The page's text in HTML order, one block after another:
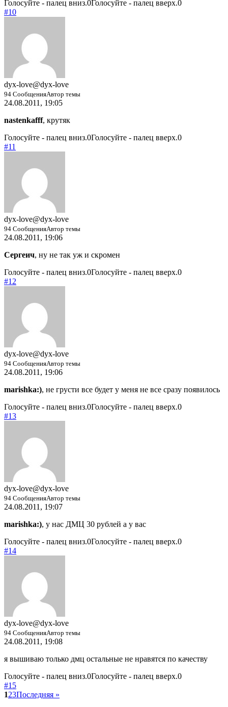
Голосуйте - палец вниз.0Голосуйте - палец вверх.0
#10
dyx-love@dyx-love
94 СообщенияАвтор темы
24.08.2011, 19:05
nastenkafff, крутяк
Голосуйте - палец вниз.0Голосуйте - палец вверх.0
#11
dyx-love@dyx-love
94 СообщенияАвтор темы
24.08.2011, 19:06
Сергеич, ну не так уж и скромен
Голосуйте - палец вниз.0Голосуйте - палец вверх.0
#12
dyx-love@dyx-love
94 СообщенияАвтор темы
24.08.2011, 19:06
marishka:), не грусти все будет у меня не все сразу появилось
Голосуйте - палец вниз.0Голосуйте - палец вверх.0
#13
dyx-love@dyx-love
94 СообщенияАвтор темы
24.08.2011, 19:07
marishka:), у нас ДМЦ 30 рублей а у вас
Голосуйте - палец вниз.0Голосуйте - палец вверх.0
#14
dyx-love@dyx-love
94 СообщенияАвтор темы
24.08.2011, 19:08
я вышиваю только дмц остальные не нравятся по качеству
Голосуйте - палец вниз.0Голосуйте - палец вверх.0
#15
123Последняя »